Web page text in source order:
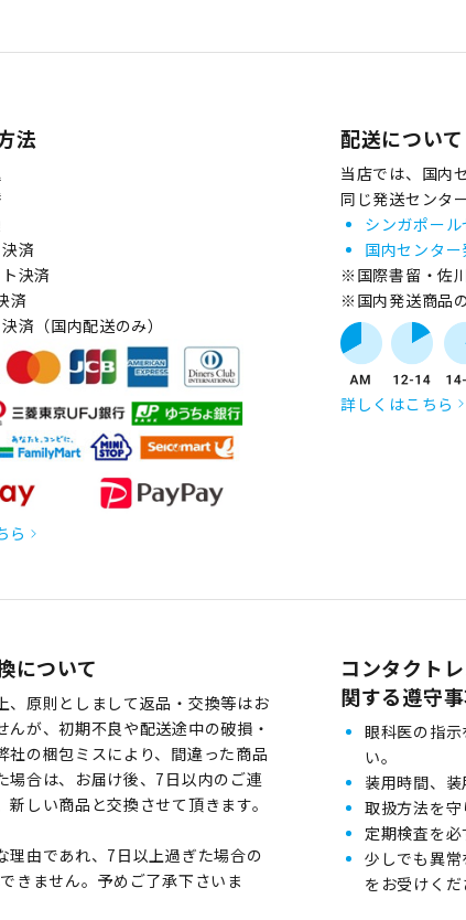
法
済
決済
済
済（国内配送のみ）
ら
配送について
当店では、国内
同じ発送センタ
シンガポー
国内センタ
※国際書留・佐
※国内発送商品
詳しくはこちら
について
、原則としまして返品・交換等はお
んが、初期不良や配送途中の破損・
社の梱包ミスにより、間違った商品
場合は、お届け後、7日以内のご連
新しい商品と交換させて頂きます。
理由であれ、7日以上過ぎた場合の
きません。予めご了承下さいま
コンタクト
関する遵守
眼科医の指
い。
装用時間、装
取扱方法を守
定期検査を必
少しでも異
をお受けくだ